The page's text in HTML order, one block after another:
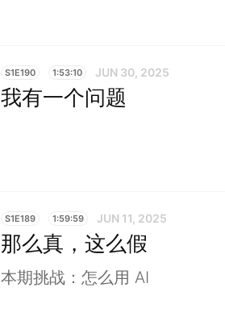
S1E190 1:53:10 JUN 30, 2025
我有一个问题
S1E189 1:59:59 JUN 11, 2025
那么真，这么假
本期挑战：怎么用 AI